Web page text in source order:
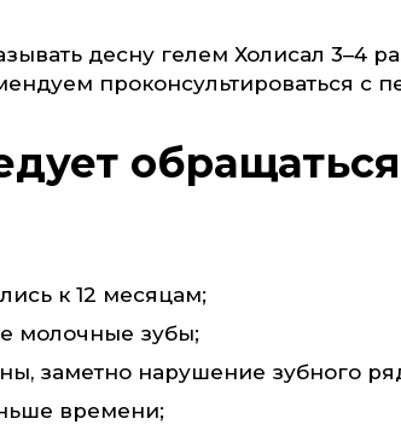
десну гелем Холисал 3–4
проконсультироваться с
к 12 месяцам;
молочные зубы;
заметно нарушение зубного
времени;